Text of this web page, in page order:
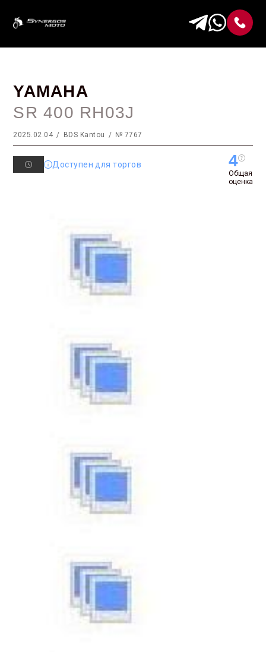
YAMAHA
SR 400 RH03J
2025.02.04 BDS Kantou № 7767
Доступен для торгов 4
Общая
оценка